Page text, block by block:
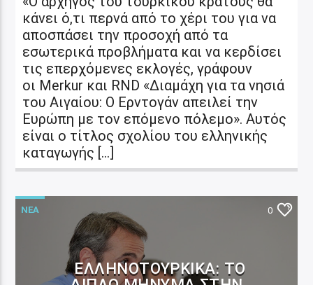
κάνει ό,τι περνά από το χέρι του για να
αποσπάσει την προσοχή από τα
εσωτερικά προβλήματα και να κερδίσει
τις επερχόμενες εκλογές, γράφουν
οι Merkur και RND «Διαμάχη για τα νησιά
του Αιγαίου: Ο Ερντογάν απειλεί την
Ευρώπη με τον επόμενο πόλεμο». Αυτός
είναι ο τίτλος σχολίου του ελληνικής
καταγωγής […]
ΝΕΑ 0
ΕΛΛΗΝΟΤΟΥΡΚΙΚΆ: ΤΟ